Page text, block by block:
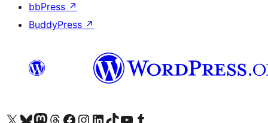
bbPress ↗
BuddyPress ↗
Visitez notre compte X (précédemment Twitter)
Visiter notre compte Bluesky
Visiter notre compte Mastodon
Visiter notre compte Threads
Consulter notre compte Facebook
Consulter notre compte Instagram
Consulter notre compte LinkedIn
Visiter notre compte TokTok
Visiter notre chaîne YouTube
Visiter notre compte Tumblr